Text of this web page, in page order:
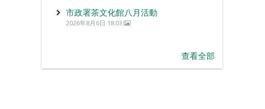
市政署茶文化館八月活動
2026年8月6日 18:03
查看全部